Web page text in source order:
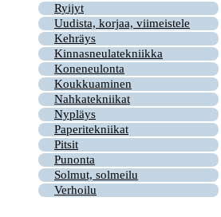
Ryijyt
Uudista, korjaa, viimeistele
Kehräys
Kinnasneulatekniikka
Koneneulonta
Koukkuaminen
Nahkatekniikat
Nypläys
Paperitekniikat
Pitsit
Punonta
Solmut, solmeilu
Verhoilu